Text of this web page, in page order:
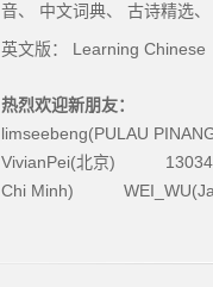
音、 中文词典、 古诗精选
英文版： Learning Chinese
热烈欢迎新朋友：
limseebeng(PULAU
VivianPei(北京)
Chi Minh)